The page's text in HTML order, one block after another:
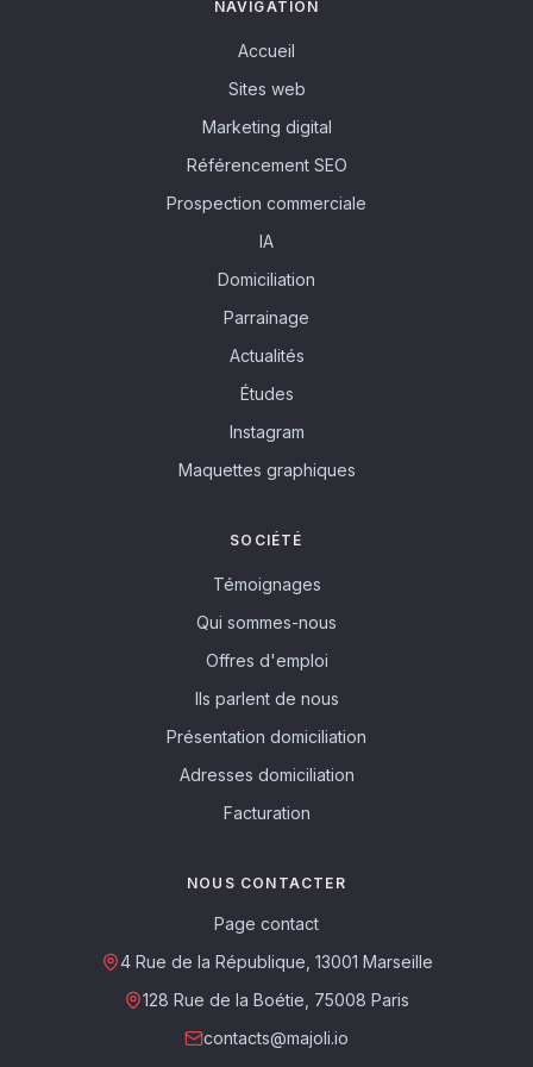
NAVIGATION
Accueil
Sites web
Marketing digital
Référencement SEO
Prospection commerciale
IA
Domiciliation
Parrainage
Actualités
Études
Instagram
Maquettes graphiques
SOCIÉTÉ
Témoignages
Qui sommes-nous
Offres d'emploi
Ils parlent de nous
Présentation domiciliation
Adresses domiciliation
Facturation
NOUS CONTACTER
Page contact
4 Rue de la République, 13001 Marseille
128 Rue de la Boétie, 75008 Paris
contacts@majoli.io